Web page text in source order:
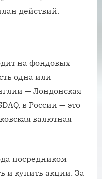
действий.
на фондовых
одна или
— Лондонская
в России — это
валютная
посредником
и купить акции. За